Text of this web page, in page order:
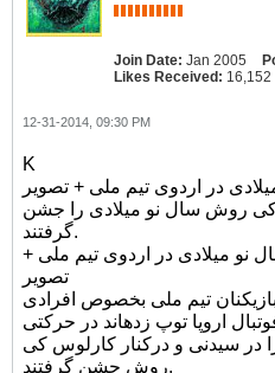
Join Date: Jan 2005
Likes Received: 16,152
12-31-2014, 09:30 PM
K
در اردوی تیم ملی + تصویر
کی روش سال نو میلادی را جشن
گرفتند.
میلادی در اردوی تیم ملی +
تصویر
تیم ملی بخصوص افرادی
اروپا توپ زدهاند در حرکتی
در سیدنی و درکنار کارلوس کی
روش جشن گرفتند.